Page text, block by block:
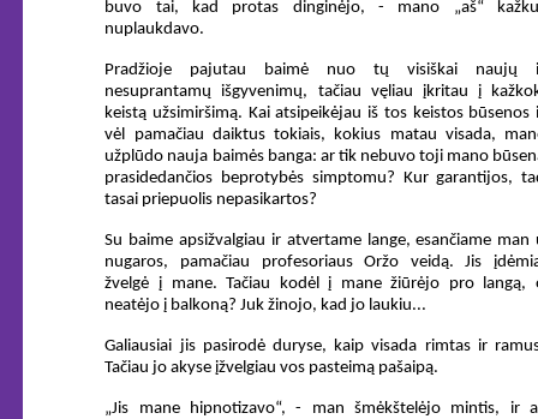
buvo tai, kad protas dinginėjo, - mano „aš“
nuplaukdavo.
Pradžioje pajutau baimė nuo tų visiškai naujų
nesuprantamų išgyvenimų, tačiau vęliau įkritau į
keistą užsimiršimą. Kai atsipeikėjau iš tos keistos būsenos
vėl pamačiau daiktus tokiais, kokius matau visada,
užplūdo nauja baimės banga: ar tik nebuvo toji mano
prasidedančios beprotybės simptomu? Kur garantijos,
tasai priepuolis nepasikartos?
Su baime apsižvalgiau ir atvertame lange, esančiame man
nugaros, pamačiau profesoriaus Oržo veidą. Jis
žvelgė į mane. Tačiau kodėl į mane žiūrėjo pro langą,
neatėjo į balkoną? Juk žinojo, kad jo laukiu...
Galiausiai jis pasirodė duryse, kaip visada rimtas ir
Tačiau jo akyse įžvelgiau vos pasteimą pašaipą.
„Jis mane hipnotizavo“, - man šmėkštelėjo mintis, ir